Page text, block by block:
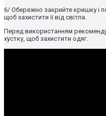
6/ Обережно закрийте кришку і
щоб захистити її від світла.
Перед використанням
хустку, щоб захистити одяг.